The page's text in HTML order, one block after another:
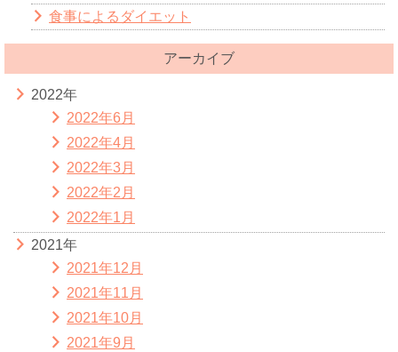
食事によるダイエット
アーカイブ
2022年
2022年6月
2022年4月
2022年3月
2022年2月
2022年1月
2021年
2021年12月
2021年11月
2021年10月
2021年9月